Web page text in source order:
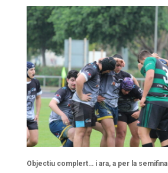
Objectiu complert… i ara, a per la semifinal